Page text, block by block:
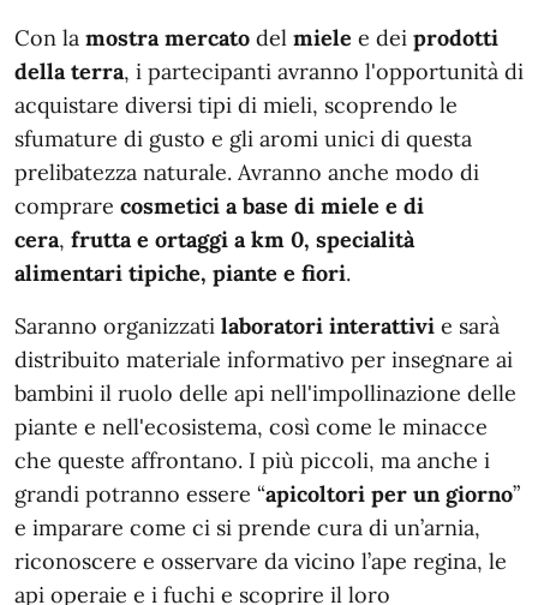
Con la mostra mercato del miele e dei prodotti
della terra, i partecipanti avranno l'opportunità di
acquistare diversi tipi di mieli, scoprendo le
sfumature di gusto e gli aromi unici di questa
prelibatezza naturale. Avranno anche modo di
comprare cosmetici a base di miele e di
cera, frutta e ortaggi a km 0, specialità
alimentari tipiche, piante e fiori.
Saranno organizzati laboratori interattivi e sarà
distribuito materiale informativo per insegnare ai
bambini il ruolo delle api nell'impollinazione delle
piante e nell'ecosistema, così come le minacce
che queste affrontano. I più piccoli, ma anche i
grandi potranno essere “apicoltori per un giorno”
e imparare come ci si prende cura di un’arnia,
riconoscere e osservare da vicino l’ape regina, le
api operaie e i fuchi e scoprire il loro